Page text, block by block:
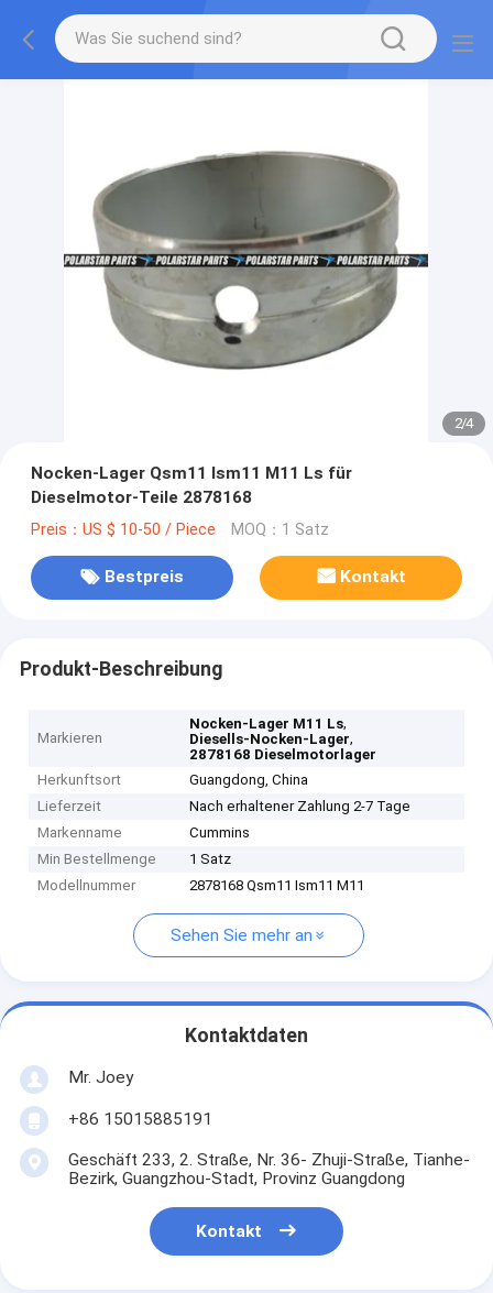
2/4
Nocken-Lager Qsm11 Ism11 M11 Ls für
Dieselmotor-Teile 2878168
Preis：US $ 10-50 / Piece MOQ：1 Satz
Bestpreis Kontakt
Produkt-Beschreibung
Markieren
Nocken-Lager M11 Ls,
Diesells-Nocken-Lager,
2878168 Dieselmotorlager
Herkunftsort
Guangdong, China
Lieferzeit
Nach erhaltener Zahlung 2-7 Tage
Markenname
Cummins
Min Bestellmenge
1 Satz
Modellnummer
2878168 Qsm11 Ism11 M11
Sehen Sie mehr an
Kontaktdaten
Mr. Joey
+86 15015885191
Geschäft 233, 2. Straße, Nr. 36- Zhuji-Straße, Tianhe-
Bezirk, Guangzhou-Stadt, Provinz Guangdong
Kontakt